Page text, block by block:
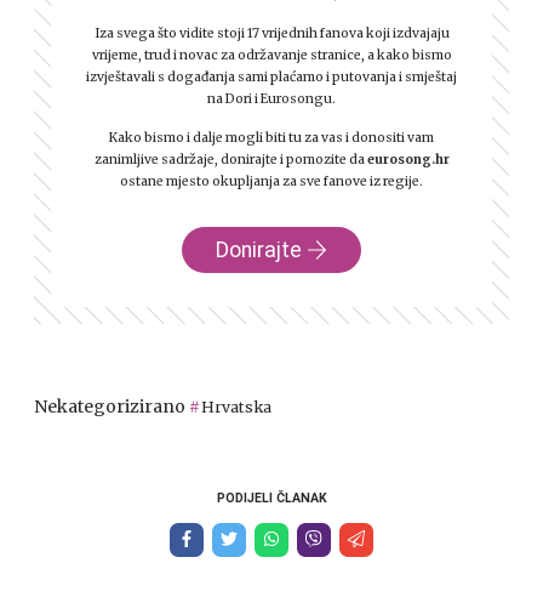
Iza svega što vidite stoji 17 vrijednih fanova koji izdvajaju
vrijeme, trud i novac za održavanje stranice, a kako bismo
izvještavali s događanja sami plaćamo i putovanja i smještaj
na Dori i Eurosongu.
Kako bismo i dalje mogli biti tu za vas i donositi vam
zanimljive sadržaje, donirajte i pomozite daeurosong.hr
ostane mjesto okupljanja za sve fanove iz regije.
Donirajte
Nekategorizirano Hrvatska
PODIJELI ČLANAK